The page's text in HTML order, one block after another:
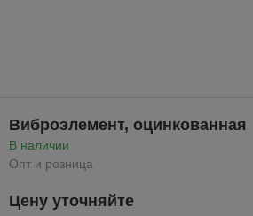
Виброэлемент, оцинкованная
В наличии
Опт и розница
Цену уточняйте